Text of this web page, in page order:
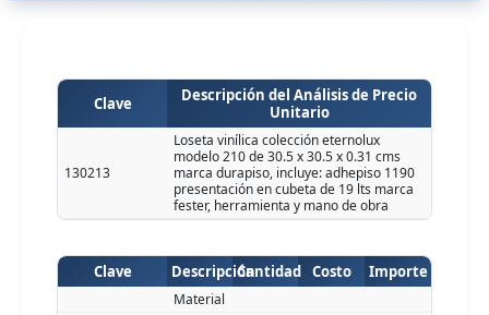
Clave
Descripción del Análisis de Precio
Unitario
130213
Loseta vinílica colección eternolux
modelo 210 de 30.5 x 30.5 x 0.31 cms
marca durapiso, incluye: adhepiso 1190
presentación en cubeta de 19 lts marca
fester, herramienta y mano de obra
Clave DescripciónCantidad Costo Importe
Material